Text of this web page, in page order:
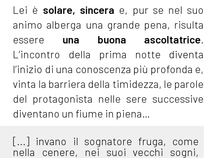
Lei è solare, sincera e, pur se nel suo
animo alberga una grande pena, risulta
essere una buona ascoltatrice.
L’incontro della prima notte diventa
l’inizio di una conoscenza più profonda e,
vinta la barriera della timidezza, le parole
del protagonista nelle sere successive
diventano un fiume in piena…
[...] invano il sognatore fruga, come
nella cenere, nei suoi vecchi sogni,